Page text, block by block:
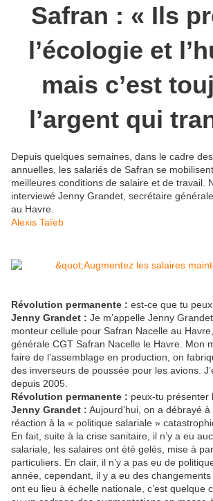
Safran : « Ils
l’écologie et
mais c’est
l’argent qui
Depuis quelques semaines, dans le cadre
annuelles, les salariés de Safran se
meilleures conditions de salaire et de travail.
interviewé Jenny Grandet, secrétaire
au Havre.
Alexis Taïeb
Révolution permanente : est-ce que tu
Jenny Grandet : Je m’appelle Jenny
monteur cellule pour Safran Nacelle au
générale CGT Safran Nacelle le Havre. Mon
faire de l’assemblage en production, on
des inverseurs de poussée pour les avions.
depuis 2005.
Révolution permanente : peux-tu présenter
Jenny Grandet : Aujourd’hui, on a débrayé
réaction à la « politique salariale »
En fait, suite à la crise sanitaire, il n’y a eu
salariale, les salaires ont été gelés, mise à
particuliers. En clair, il n’y a pas eu de
année, cependant, il y a eu des
ont eu lieu à échelle nationale, c’est quelque